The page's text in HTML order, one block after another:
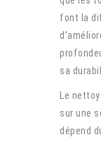
font la
sa
Le
sur une
dépend